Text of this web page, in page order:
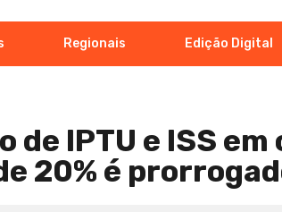
Regionais Edição Digital
de IPTU e ISS
20% é